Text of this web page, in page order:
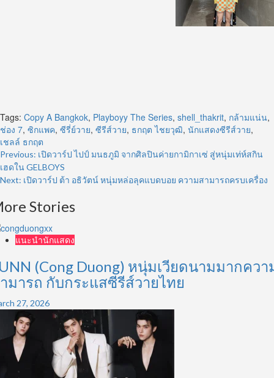
Tags: Copy A Bangkok, Playboyy The Series, shell_thakrit, กล้ามแน่น,
ช่อง 7, ซิกแพค, ซีรี่ย์วาย, ซีรีส์วาย, ธกฤต ไชยวุฒิ, นักแสดงซีรีส์วาย,
เชลล์ ธกฤต
Post
navigation
Previous: เปิดวาร์ป ไปป์ มนธภูมิ จากศิลปินค่ายกามิกาเซ่ สู่หนุ่มเท่ห์สกิน
เฮดใน GELBOYS
Next: เปิดวาร์ป ต้า อธิวัตน์ หนุ่มหล่อลุคแบดบอย ความสามารถครบเครื่อง
Stories
แนะนำนักแสดง
(Cong Duong) หนุ่มเวียดนามมากควา
มารถ กับกระแสซีรีส์วายไทย
27, 2026